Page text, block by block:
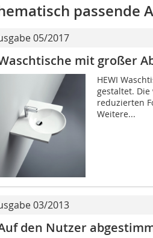
passende
05/2017
mit großer
HEWI
gestaltet.
reduzierten
Weitere...
03/2013
den Nutzer